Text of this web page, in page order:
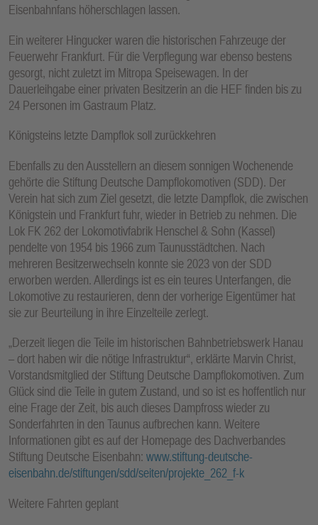
Eisenbahnfans höherschlagen lassen.
Ein weiterer Hingucker waren die historischen Fahrzeuge der
Feuerwehr Frankfurt. Für die Verpflegung war ebenso bestens
gesorgt, nicht zuletzt im Mitropa Speisewagen. In der
Dauerleihgabe einer privaten Besitzerin an die HEF finden bis zu
24 Personen im Gastraum Platz.
Königsteins letzte Dampflok soll zurückkehren
Ebenfalls zu den Ausstellern an diesem sonnigen Wochenende
gehörte die Stiftung Deutsche Dampflokomotiven (SDD). Der
Verein hat sich zum Ziel gesetzt, die letzte Dampflok, die zwischen
Königstein und Frankfurt fuhr, wieder in Betrieb zu nehmen. Die
Lok FK 262 der Lokomotivfabrik Henschel & Sohn (Kassel)
pendelte von 1954 bis 1966 zum Taunusstädtchen. Nach
mehreren Besitzerwechseln konnte sie 2023 von der SDD
erworben werden. Allerdings ist es ein teures Unterfangen, die
Lokomotive zu restaurieren, denn der vorherige Eigentümer hat
sie zur Beurteilung in ihre Einzelteile zerlegt.
„Derzeit liegen die Teile im historischen Bahnbetriebswerk Hanau
– dort haben wir die nötige Infrastruktur“, erklärte Marvin Christ,
Vorstandsmitglied der Stiftung Deutsche Dampflokomotiven. Zum
Glück sind die Teile in gutem Zustand, und so ist es hoffentlich nur
eine Frage der Zeit, bis auch dieses Dampfross wieder zu
Sonderfahrten in den Taunus aufbrechen kann. Weitere
Informationen gibt es auf der Homepage des Dachverbandes
Stiftung Deutsche Eisenbahn: www.stiftung-deutsche-
eisenbahn.de/stiftungen/sdd/seiten/projekte_262_f-k
Weitere Fahrten geplant